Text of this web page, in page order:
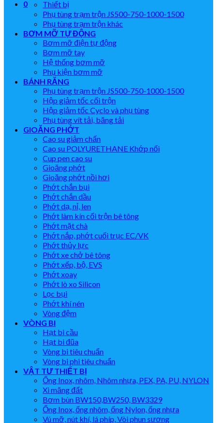
0
Thiết bị
Phụ tùng trạm trộn JS500-750-1000-1500
Phụ tùng trạm trộn khác
BƠM MỠ TỰ ĐỘNG
Bơm mỡ điện tự động
Bơm mỡ tay
Hệ thống bơm mỡ
Phụ kiện bơm mỡ
BÁNH RĂNG
Phụ tùng trạm trộn JS500-750-1000-1500
Hộp giảm tốc cối trộn
Hộp giảm tốc Cyclo và phụ tùng
Phụ tùng vít tải, băng tải
GIOĂNG PHỚT
Cao su giảm chấn
Cao su POLYURETHANE Khớp nối
Cup pen cao su
Gioăng phớt
Gioăng phớt nồi hơi
Phớt chắn bụi
Phớt chắn dầu
Phớt dạ, nỉ, len
Phớt làm kín cối trộn bê tông
Phớt mặt chà
Phớt nắp, phớt cuối trục EC/VK
Phớt thủy lực
Phớt xe chở bê tông
Phớt xếp, bộ, EVS
Phớt xoay
Phớt lò xo Silicon
Lọc bụi
Phớt khí nén
Vòng đệm
VÒNG BI
Hạt bi cầu
Hạt bi đũa
Vòng bi tiêu chuẩn
Vòng bi phi tiêu chuẩn
VẬT TƯ THIẾT BỊ
Ống Inox, nhôm, Nhôm nhựa, PEX, PA, PU, NYLON
Xi măng đất
Bơm bùn BW150,BW250, BW3329
Ống Inox, ống nhôm, ống Nylon, ống nhựa
Vú mỡ, nút khí, lá phíp, Vòi phun sương